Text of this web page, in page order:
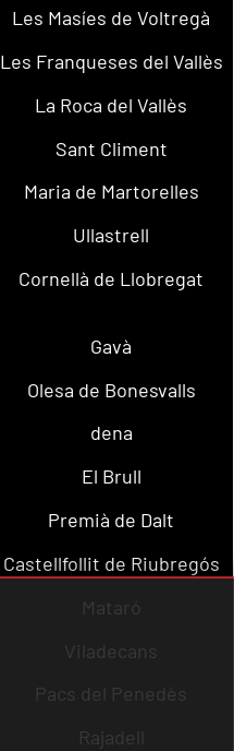
Les Masíes de Voltregà
Les Franqueses del Vallès
La Roca del Vallès
Sant Climent
Maria de Martorelles
Ullastrell
Cornellà de Llobregat
Gavà
Olesa de Bonesvalls
dena
El Brull
Premià de Dalt
Castellfollit de Riubregós
Mataró
Viladecans
Pacs del Penedès
Rajadell